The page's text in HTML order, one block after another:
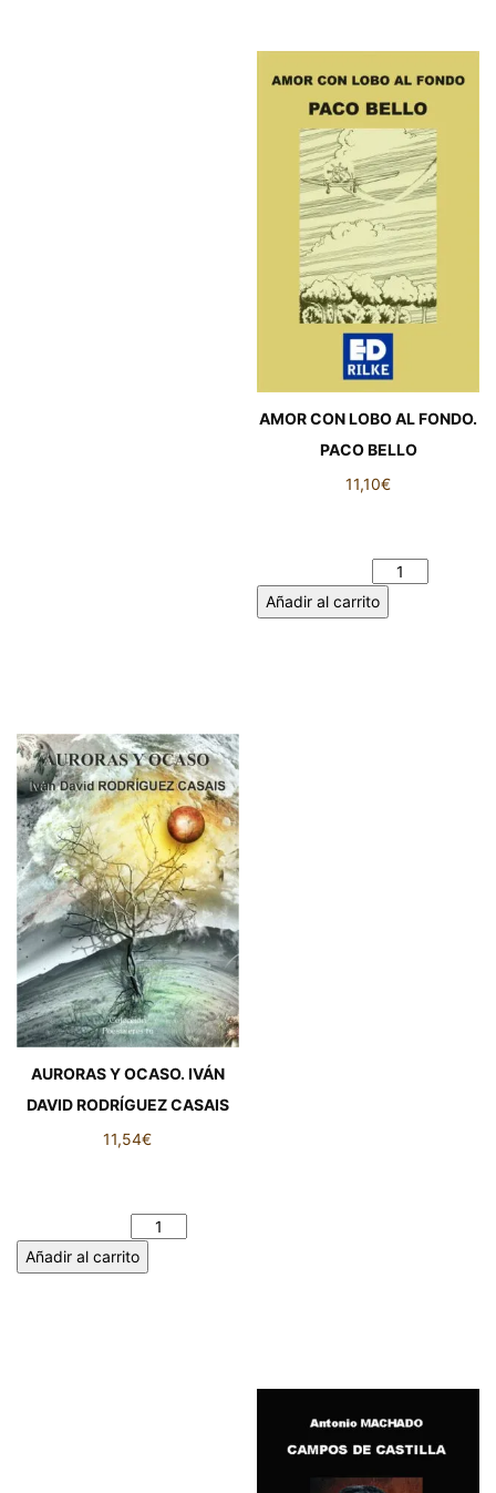
AMOR CON LOBO AL FONDO.
PACO BELLO
11,10€
Añadir al carrito
AURORAS Y OCASO. IVÁN
DAVID RODRÍGUEZ CASAIS
11,54€
Añadir al carrito